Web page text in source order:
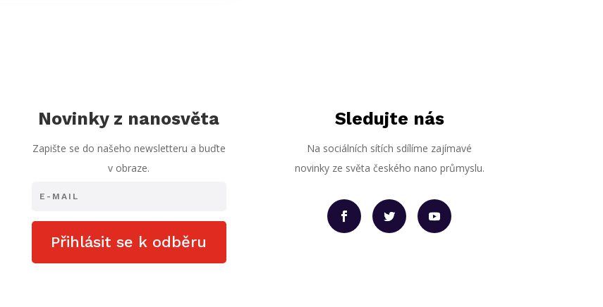
Novinky z nanosvěta
Zapište se do našeho newsletteru a buďte
v obraze.
Přihlásit se k odběru
Sledujte nás
Na sociálních sítích sdílíme zajímavé
novinky ze světa českého nano průmyslu.